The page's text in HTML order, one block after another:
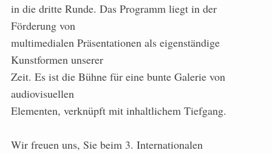
in die dritte Runde. Das Programm liegt in der
Förderung von
multimedialen Präsentationen als eigenständige
Kunstformen unserer
Zeit. Es ist die Bühne für eine bunte Galerie von
audiovisuellen
Elementen, verknüpft mit inhaltlichem Tiefgang.
Wir freuen uns, Sie beim 3. Internationalen